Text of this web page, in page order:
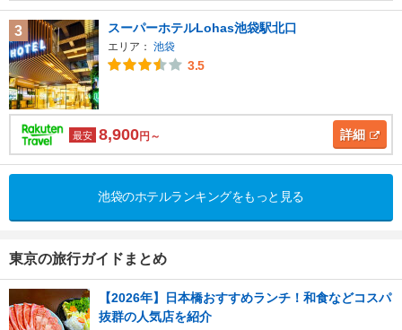
3 スーパーホテルLohas池袋駅北口
エリア： 池袋
3.5
最安 8,900円～ 詳細
池袋のホテルランキングをもっと見る
東京の旅行ガイドまとめ
【2026年】日本橋おすすめランチ！和食などコスパ
抜群の人気店を紹介